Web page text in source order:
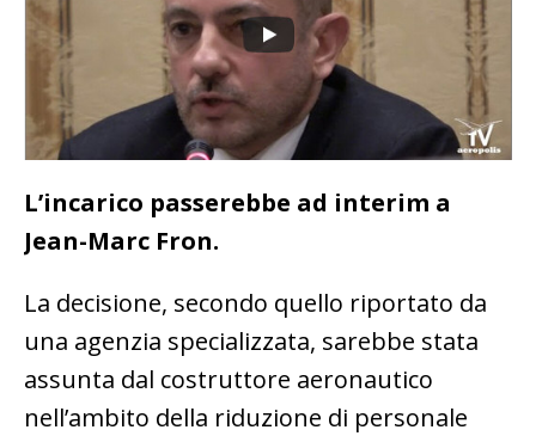
L’incarico passerebbe ad interim a
Jean-Marc Fron.
La decisione, secondo quello riportato da
una agenzia specializzata, sarebbe stata
assunta dal costruttore aeronautico
nell’ambito della riduzione di personale